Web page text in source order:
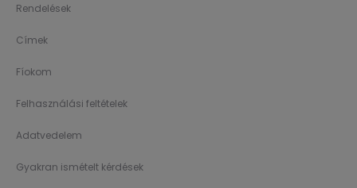
Rendelések
Címek
Fíokom
Felhasználási feltételek
Adatvedelem
Gyakran ismételt kérdések